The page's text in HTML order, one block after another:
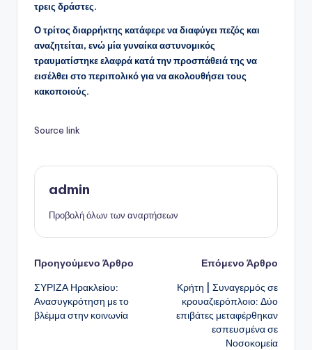
τρεις δράστες.
Ο τρίτος διαρρήκτης κατάφερε να διαφύγει πεζός και
αναζητείται, ενώ μία γυναίκα αστυνομικός
τραυματίστηκε ελαφρά κατά την προσπάθειά της να
εισέλθει στο περιπολικό για να ακολουθήσει τους
κακοποιούς.
Source link
admin
Προβολή όλων των αναρτήσεων
Πλοήγηση
δημοσιεύσεων
Προηγούμενο Άρθρο
ΣΥΡΙΖΑ Ηρακλείου:
Ανασυγκρότηση με το
βλέμμα στην κοινωνία
Επόμενο Άρθρο
Κρήτη | Συναγερμός σε
κρουαζιερόπλοιο: Δύο
επιβάτες μεταφέρθηκαν
εσπευσμένα σε
Νοσοκομεία